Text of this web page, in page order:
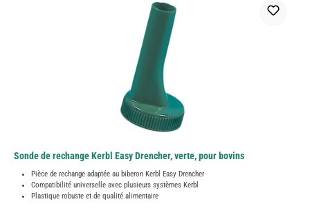
Sonde de rechange Kerbl Easy Drencher, verte, pour bovins
Pièce de rechange adaptée au biberon Kerbl Easy Drencher
Compatibilité universelle avec plusieurs systèmes Kerbl
Plastique robuste et de qualité alimentaire